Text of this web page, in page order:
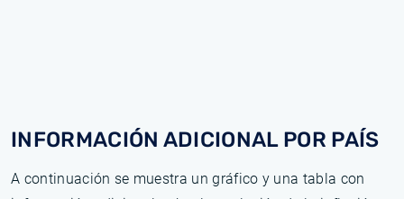
INFORMACIÓN ADICIONAL POR PAÍS
A continuación se muestra un gráfico y una tabla con